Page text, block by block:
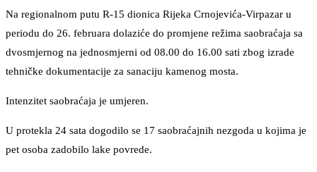
Na regionalnom putu R-15 dionica Rijeka Crnojevića-Virpazar u
periodu do 26. februara dolaziće do promjene režima saobraćaja sa
dvosmjernog na jednosmjerni od 08.00 do 16.00 sati zbog izrade
tehničke dokumentacije za sanaciju kamenog mosta.
Intenzitet saobraćaja je umjeren.
U protekla 24 sata dogodilo se 17 saobraćajnih nezgoda u kojima je
pet osoba zadobilo lake povrede.